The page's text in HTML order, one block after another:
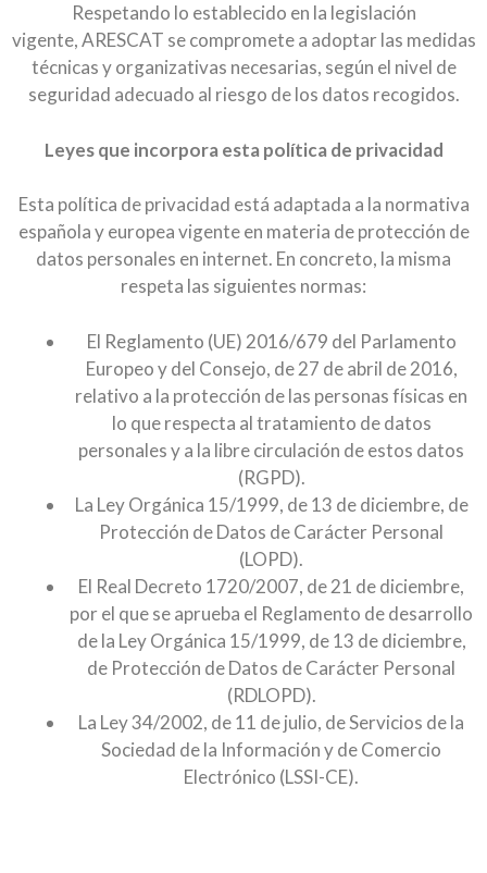
Respetando lo establecido en la legislación
vigente, ARESCAT se compromete a adoptar las medidas
técnicas y organizativas necesarias, según el nivel de
seguridad adecuado al riesgo de los datos recogidos.
Leyes que incorpora esta política de privacidad
Esta política de privacidad está adaptada a la normativa
española y europea vigente en materia de protección de
datos personales en internet. En concreto, la misma
respeta las siguientes normas:
El Reglamento (UE) 2016/679 del Parlamento
Europeo y del Consejo, de 27 de abril de 2016,
relativo a la protección de las personas físicas en
lo que respecta al tratamiento de datos
personales y a la libre circulación de estos datos
(RGPD).
La Ley Orgánica 15/1999, de 13 de diciembre, de
Protección de Datos de Carácter Personal
(LOPD).
El Real Decreto 1720/2007, de 21 de diciembre,
por el que se aprueba el Reglamento de desarrollo
de la Ley Orgánica 15/1999, de 13 de diciembre,
de Protección de Datos de Carácter Personal
(RDLOPD).
La Ley 34/2002, de 11 de julio, de Servicios de la
Sociedad de la Información y de Comercio
Electrónico (LSSI-CE).